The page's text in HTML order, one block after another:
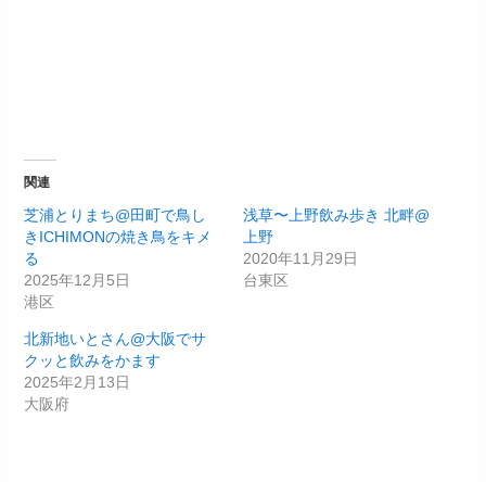
関連
芝浦とりまち@田町で鳥し
きICHIMONの焼き鳥をキメ
る
2025年12月5日
港区
浅草〜上野飲み歩き 北畔@
上野
2020年11月29日
台東区
北新地いとさん@大阪でサ
クッと飲みをかます
2025年2月13日
大阪府